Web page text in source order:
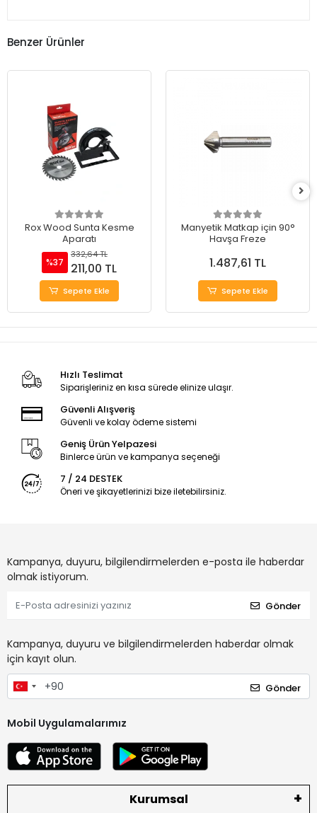
Benzer Ürünler
Rox Wood Sunta Kesme
Aparatı
%37
332,64 TL
211,00 TL
Sepete Ekle
Manyetik Matkap için 90°
Havşa Freze
1.487,61 TL
Sepete Ekle
Hızlı Teslimat
Siparişleriniz en kısa sürede elinize ulaşır.
Güvenli Alışveriş
Güvenli ve kolay ödeme sistemi
Geniş Ürün Yelpazesi
Binlerce ürün ve kampanya seçeneği
7 / 24 DESTEK
Öneri ve şikayetlerinizi bize iletebilirsiniz.
Kampanya, duyuru, bilgilendirmelerden e-posta ile haberdar
olmak istiyorum.
Gönder
Kampanya, duyuru ve bilgilendirmelerden haberdar olmak
için kayıt olun.
Gönder
Mobil Uygulamalarımız
Kurumsal